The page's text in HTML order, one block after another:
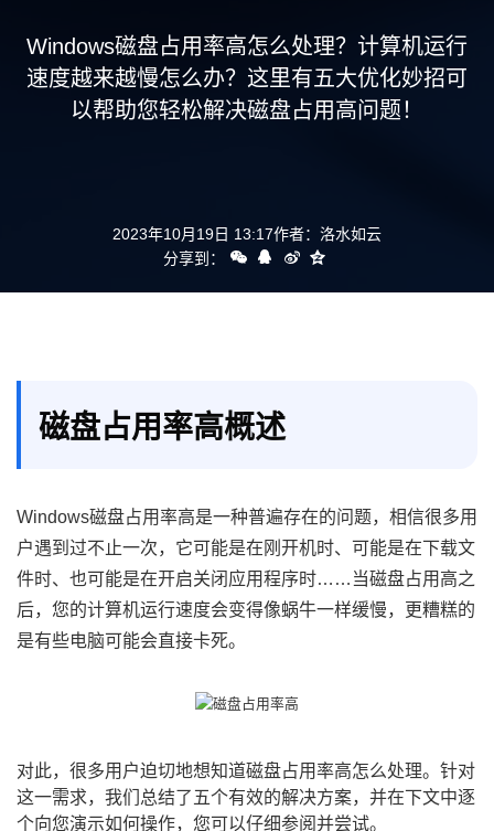
Windows磁盘占用率高怎么处理？计算机运行
速度越来越慢怎么办？这里有五大优化妙招可
以帮助您轻松解决磁盘占用高问题！
2023年10月19日 13:17作者： 洛水如云
分享到：
磁盘占用率高概述
Windows磁盘占用率高是一种普遍存在的问题，相信很多用
户遇到过不止一次，它可能是在刚开机时、可能是在下载文
件时、也可能是在开启关闭应用程序时……当磁盘占用高之
后，您的计算机运行速度会变得像蜗牛一样缓慢，更糟糕的
是有些电脑可能会直接卡死。
对此，很多用户迫切地想知道磁盘占用率高怎么处理。针对
这一需求，我们总结了五个有效的解决方案，并在下文中逐
个向您演示如何操作，您可以仔细参阅并尝试。